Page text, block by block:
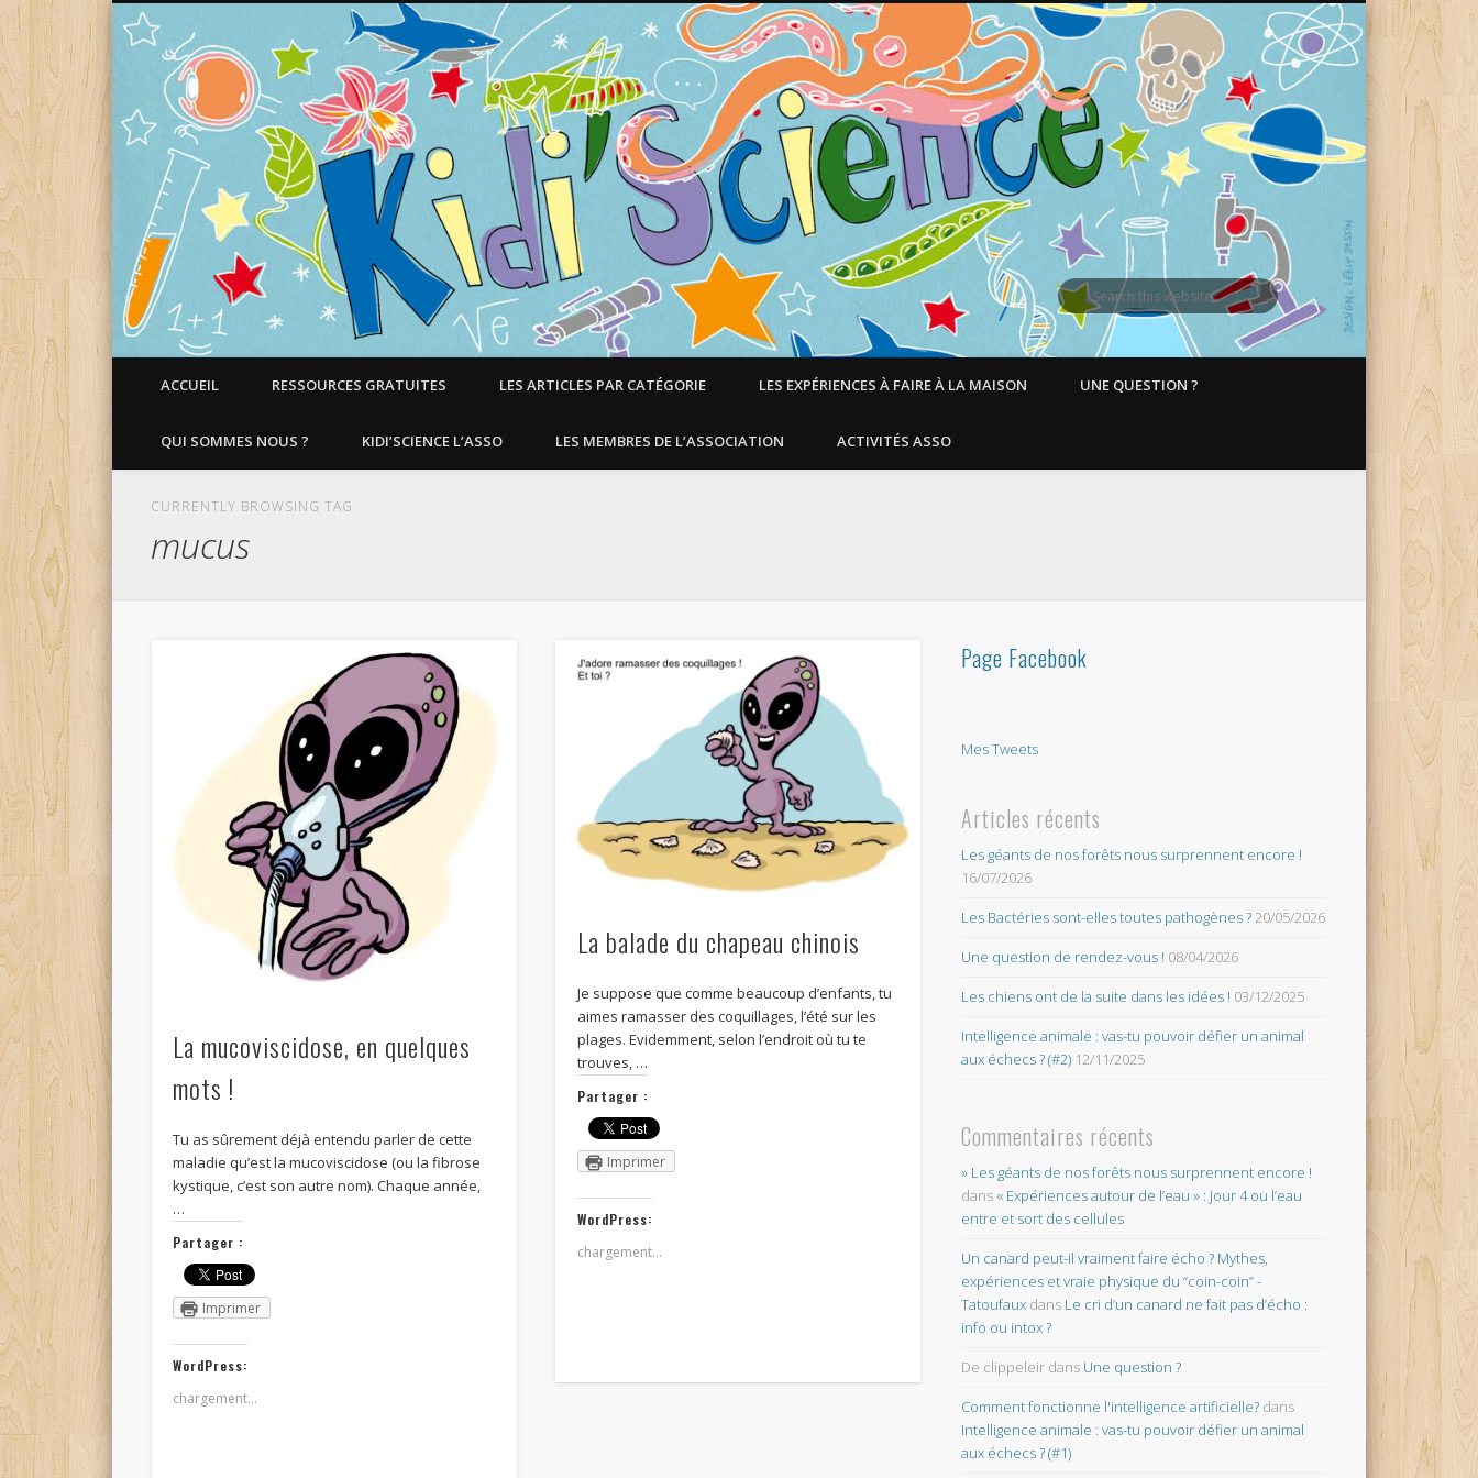
Faire aimer les Sciences aux Enfants !
ACCUEIL RESSOURCES GRATUITES LES ARTICLES PAR CATÉGORIE LES EXPÉRIENCES À FAIRE À LA MAISON UNE QUESTION ?
QUI SOMMES NOUS ? KIDI’SCIENCE L’ASSO LES MEMBRES DE L’ASSOCIATION ACTIVITÉS ASSO
CURRENTLY BROWSING TAG
mucus
La mucoviscidose, en quelques
mots !
Tu as sûrement déjà entendu parler de cette
maladie qu’est la mucoviscidose (ou la fibrose
kystique, c’est son autre nom). Chaque année,
…
Partager :
Imprimer
WordPress:
chargement…
La balade du chapeau chinois
Je suppose que comme beaucoup d’enfants, tu
aimes ramasser des coquillages, l’été sur les
plages. Evidemment, selon l’endroit où tu te
trouves, …
Partager :
Imprimer
WordPress:
chargement…
Page Facebook
Mes Tweets
Articles récents
Les géants de nos forêts nous surprennent encore !
16/07/2026
Les Bactéries sont-elles toutes pathogènes ?20/05/2026
Une question de rendez-vous ! 08/04/2026
Les chiens ont de la suite dans les idées ! 03/12/2025
Intelligence animale : vas-tu pouvoir défier un animal
aux échecs ? (#2) 12/11/2025
Commentaires récents
» Les géants de nos forêts nous surprennent encore !
dans « Expériences autour de l’eau » : Jour 4 ou l’eau
entre et sort des cellules
Un canard peut-il vraiment faire écho ? Mythes,
expériences et vraie physique du “coin-coin” -
Tatoufaux dans Le cri d’un canard ne fait pas d’écho :
info ou intox ?
De clippeleir dans Une question ?
Comment fonctionne l'intelligence artificielle? dans
Intelligence animale : vas-tu pouvoir défier un animal
aux échecs ? (#1)